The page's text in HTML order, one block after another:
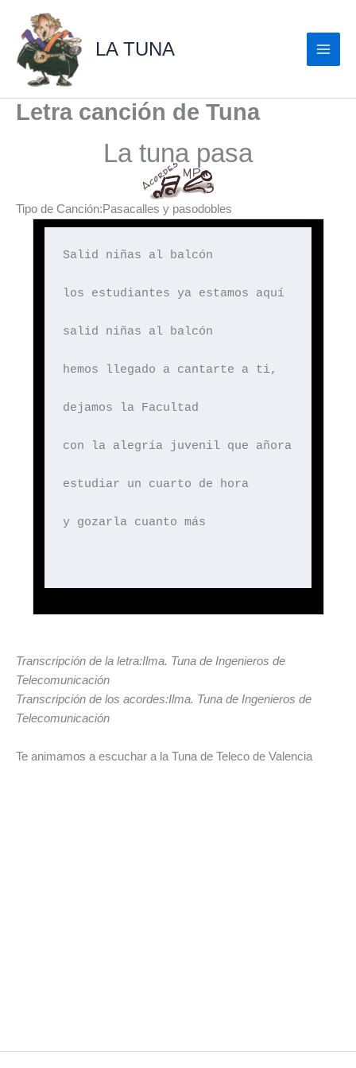
contenido
LA TUNA
Letra canción de Tuna
La tuna pasa
Tipo de Canción:Pasacalles y pasodobles
Salid niñas al balcón
los estudiantes ya estamos aquí
salid niñas al balcón
hemos llegado a cantarte a ti,
dejamos la Facultad
con la alegría juvenil que añora
estudiar un cuarto de hora
y gozarla cuanto más
Transcripción de la letra:Ilma. Tuna de Ingenieros de
Telecomunicación
Transcripción de los acordes:Ilma. Tuna de Ingenieros de
Telecomunicación
Te animamos a escuchar a la Tuna de Teleco de Valencia